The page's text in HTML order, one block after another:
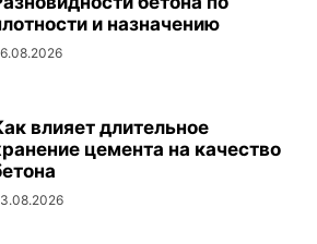
и назначению
влияет длительное
цемента на качество